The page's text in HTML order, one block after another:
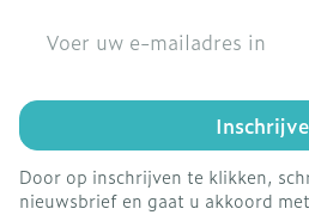
Door op inschrijven te klikken,
nieuwsbrief en gaat u akkoord